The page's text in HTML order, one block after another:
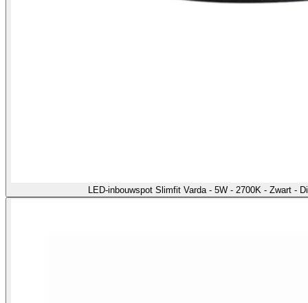
LED-inbouwspot Slimfit Varda - 5W - 2700K - Zwart -